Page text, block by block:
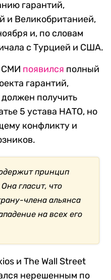
гарантий,
и Великобританией,
и, по словам
с Турцией и США.
СМИ появился полный
гарантий,
получить
5 устава НАТО, но
конфликту и
принцип
гласит, что
члена альянса
на всех его
и The Wall Street
нерешенным по